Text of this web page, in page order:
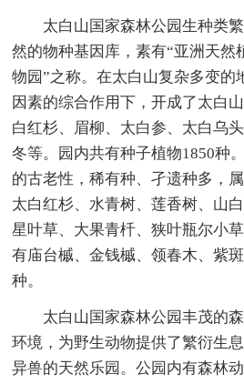
太白山国家森林公园生种类
然的物种基因库，素有“亚洲天然
物园”之称。在太白山复杂多变的
因素的综合作用下，开成了太白
白红杉、眉柳、太白参、太白乌
冬等。园内共有种子植物1850种
的古老性，稀有种、孑遗种多，
太白红杉、水青树、莲香树、山
星叶草、大果青杄、狭叶瓶尔小
有庙台槭、金钱槭、领春木、紫
种。
太白山国家森林公园丰茂的
环境，为野生动物提供了繁衍生
异兽的天然乐园。公园内有森林